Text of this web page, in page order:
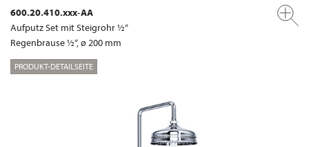
600.20.410.xxx-AA
Aufputz Set mit Steigrohr ½“
Regenbrause ½“, ø 200 mm
PRODUKT-DETAILSEITE